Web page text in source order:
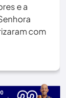
e a
com